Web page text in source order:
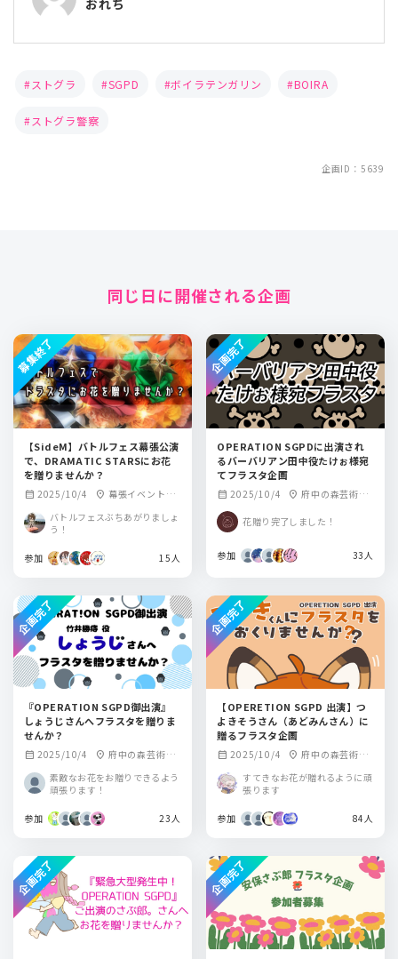
おれち
ストグラ SGPD ボイラテンガリン BOIRA
ストグラ警察
企画ID：5639
同じ日に開催される企画
【SideM】バトルフェス幕張公演
で、DRAMATIC STARSにお花
を贈りませんか？
calendar_month 2025/10/4 location_on 幕張イベントホ
バトルフェスぶちあがりましょ
う！
参加 15人
募集終了
OPERATION SGPDに出演され
るバーバリアン田中役たけぉ様宛
てフラスタ企画
calendar_month 2025/10/4 location_on 府中の森芸術劇
花贈り完了しました！
参加 33人
企画完了
『OPERATION SGPD御出演』
しょうじさんへフラスタを贈りま
せんか？
calendar_month 2025/10/4 location_on 府中の森芸術劇
素敵なお花をお贈りできるよう
頑張ります！
参加 23人
企画完了
【OPERETION SGPD 出演】つ
よきそうさん（あどみんさん）に
贈るフラスタ企画
calendar_month 2025/10/4 location_on 府中の森芸術劇
ル
すてきなお花が贈れるように頑
張ります
参加 84人
企画完了
企画完了 企画完了